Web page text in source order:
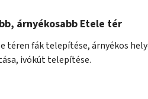
árnyékosabb Etele tér
téren fák telepítése, árnyékos
ivókút telepítése.